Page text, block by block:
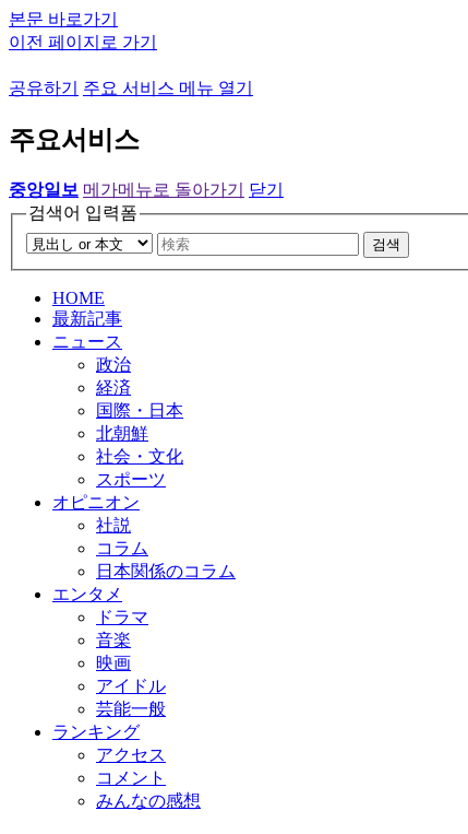
본문 바로가기
이전 페이지로 가기
공유하기 주요 서비스 메뉴 열기
주요서비스
중앙일보 메가메뉴로 돌아가기
닫기
검색어 입력폼
검색
HOME
最新記事
ニュース
政治
経済
国際・日本
北朝鮮
社会・文化
スポーツ
オピニオン
社説
コラム
日本関係のコラム
エンタメ
ドラマ
音楽
映画
アイドル
芸能一般
ランキング
アクセス
コメント
みんなの感想